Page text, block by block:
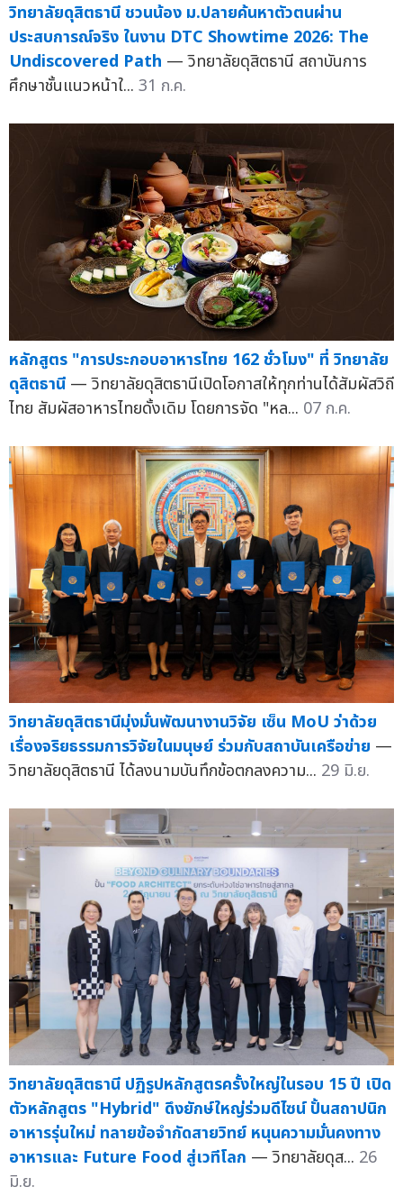
วิทยาลัยดุสิตธานี ชวนน้อง ม.ปลายค้นหาตัวตนผ่าน
ประสบการณ์จริง ในงาน DTC Showtime 2026: The
Undiscovered Path — วิทยาลัยดุสิตธานี สถาบันการ
ศึกษาชั้นแนวหน้าใ... 31 ก.ค.
หลักสูตร "การประกอบอาหารไทย 162 ชั่วโมง" ที่ วิทยาลัย
ดุสิตธานี — วิทยาลัยดุสิตธานีเปิดโอกาสให้ทุกท่านได้สัมผัสวิถี
ไทย สัมผัสอาหารไทยดั้งเดิม โดยการจัด "หล... 07 ก.ค.
วิทยาลัยดุสิตธานีมุ่งมั่นพัฒนางานวิจัย เซ็น MoU ว่าด้วย
เรื่องจริยธรรมการวิจัยในมนุษย์ ร่วมกับสถาบันเครือข่าย —
วิทยาลัยดุสิตธานี ได้ลงนามบันทึกข้อตกลงความ... 29 มิ.ย.
วิทยาลัยดุสิตธานี ปฏิรูปหลักสูตรครั้งใหญ่ในรอบ 15 ปี เปิด
ตัวหลักสูตร "Hybrid" ดึงยักษ์ใหญ่ร่วมดีไซน์ ปั้นสถาปนิก
อาหารรุ่นใหม่ ทลายข้อจำกัดสายวิทย์ หนุนความมั่นคงทาง
อาหารและ Future Food สู่เวทีโลก — วิทยาลัยดุส... 26
มิ.ย.